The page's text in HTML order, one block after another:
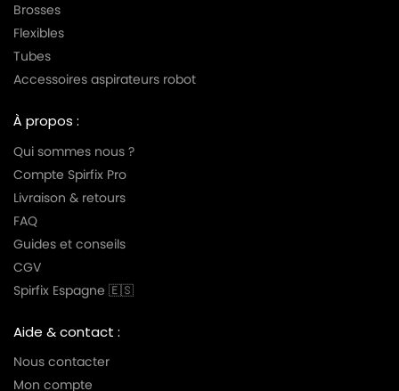
Brosses
Flexibles
Tubes
Accessoires aspirateurs robot
À propos :
Qui sommes nous ?
Compte Spirfix Pro
Livraison & retours
FAQ
Guides et conseils
CGV
Spirfix Espagne 🇪🇸
Aide & contact :
Nous contacter
Mon compte